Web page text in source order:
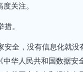
关注。
。
全，没有信息化就
华人民共和国数据